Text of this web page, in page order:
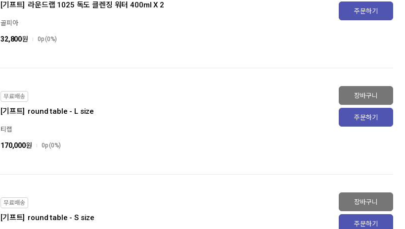
[기프트] 라운드랩 1025 독도 클렌징 워터 400ml X 2
골피아
32,800원 0p (0%)
주문하기
무료배송
[기프트] round table - L size
티랩
170,000원 0p (0%)
장바구니
주문하기
무료배송
[기프트] round table - S size
장바구니
주문하기